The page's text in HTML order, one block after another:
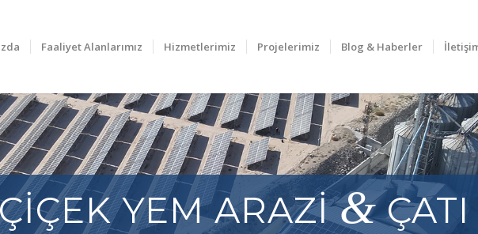
Faaliyet Alanlarımız Hizmetlerimiz Projelerimiz Blog & Haberler
YEM ARAZİ&ÇATI